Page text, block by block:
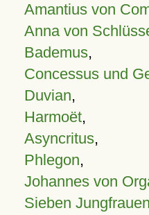
Amantius von
Anna von
Bademus,
Concessus und
Duvian,
Harmoët,
Asyncritus,
Phlegon,
Johannes von
Sieben Jungfrauen